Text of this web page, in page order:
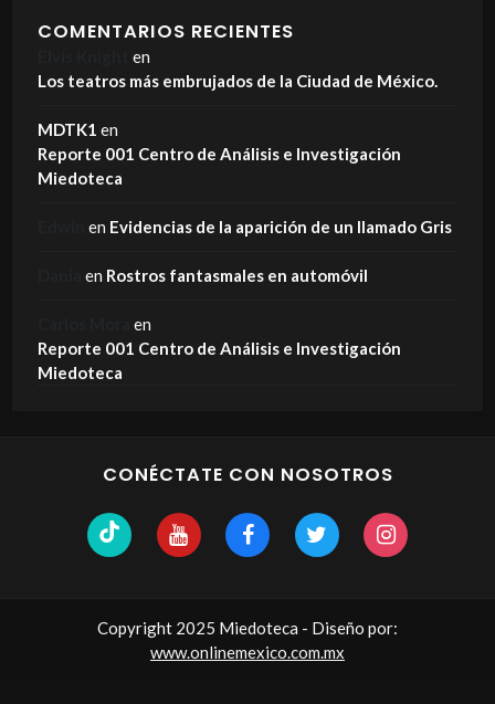
COMENTARIOS RECIENTES
en
Los teatros más embrujados de la Ciudad de México.
MDTK1 en
Reporte 001 Centro de Análisis e Investigación
Miedoteca
en Evidencias de la aparición de un llamado Gris
en Rostros fantasmales en automóvil
en
Reporte 001 Centro de Análisis e Investigación
Miedoteca
CONÉCTATE CON NOSOTROS
Copyright 2025 Miedoteca - Diseño por:
www.onlinemexico.com.mx